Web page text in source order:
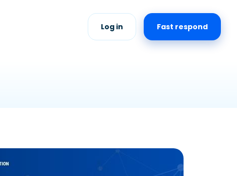
Fast respond
Log in